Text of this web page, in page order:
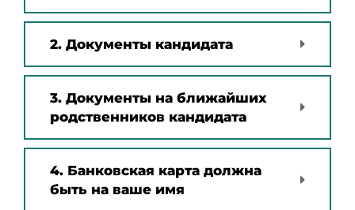
2. Документы кандидата
3. Документы на ближайших
родственников кандидата
4. Банковская карта должна
быть на ваше имя